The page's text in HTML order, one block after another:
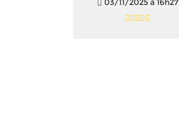
03/11/2025 à 16h27